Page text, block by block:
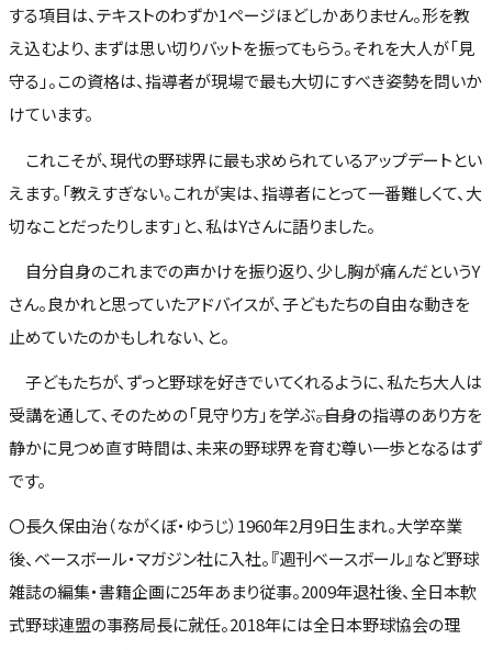
する項目は、テキストのわずか1ページほどしかありません。形を教
え込むより、まずは思い切りバットを振ってもらう。それを大人が「見
守る」。この資格は、指導者が現場で最も大切にすべき姿勢を問いか
けています。
これこそが、現代の野球界に最も求められているアップデートとい
えます。「教えすぎない。これが実は、指導者にとって一番難しくて、大
切なことだったりします」と、私はYさんに語りました。
自分自身のこれまでの声かけを振り返り、少し胸が痛んだというY
さん。良かれと思っていたアドバイスが、子どもたちの自由な動きを
止めていたのかもしれない、と。
子どもたちが、ずっと野球を好きでいてくれるように、私たち大人は
受講を通して、そのための「見守り方」を学ぶ――。自身の指導のあり方を
静かに見つめ直す時間は、未来の野球界を育む尊い一歩となるはず
です。
〇長久保由治（ながくぼ・ゆうじ）1960年2月9日生まれ。大学卒業
後、ベースボール・マガジン社に入社。『週刊ベースボール』など野球
雑誌の編集・書籍企画に25年あまり従事。2009年退社後、全日本軟
式野球連盟の事務局長に就任。2018年には全日本野球協会の理